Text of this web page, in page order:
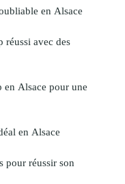
en Alsace
réussi avec des
en Alsace pour une
en Alsace
pour réussir son